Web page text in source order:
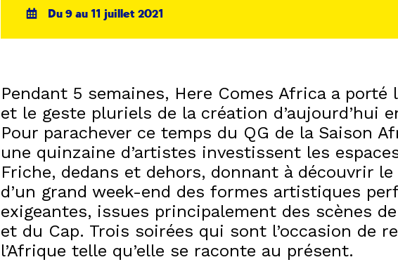
Du 9 au 11 juillet 2021
Pendant 5 semaines, Here Comes Africa a porté
et le geste pluriels de la création d’aujourd’hui
Pour parachever ce temps du QG de la Saison
une quinzaine d’artistes investissent les
Friche, dedans et dehors, donnant à découvrir
d’un grand week-end des formes artistiques
exigeantes, issues principalement des scènes
et du Cap. Trois soirées qui sont l’occasion de
l’Afrique telle qu’elle se raconte au présent.